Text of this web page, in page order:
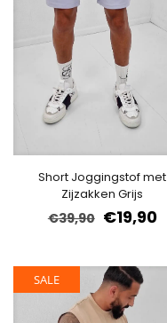
Short Joggingstof met
Zijzakken Grijs
€39,90 €19,90
SALE